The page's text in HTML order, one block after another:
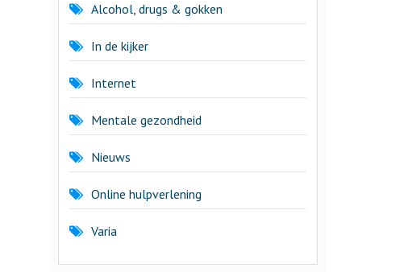
Alcohol, drugs & gokken
In de kijker
Internet
Mentale gezondheid
Nieuws
Online hulpverlening
Varia